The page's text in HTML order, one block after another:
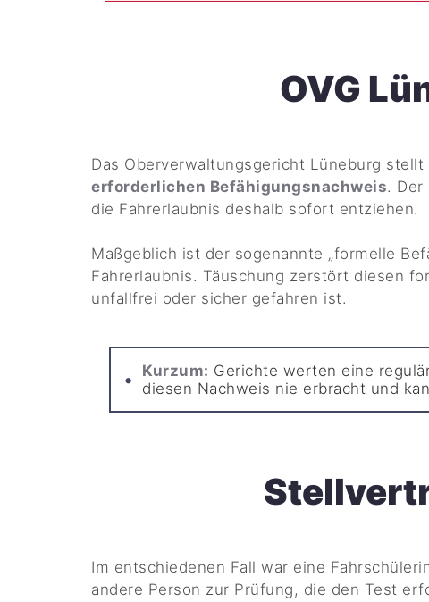
OVG
Das Oberverwaltungsgericht Lüneburg
erforderlichen Befähigungsnachweis. Der
die Fahrerlaubnis deshalb sofort entziehen.
Maßgeblich ist der sogenannte „formelle
Fahrerlaubnis. Täuschung zerstört diesen
unfallfrei oder sicher gefahren ist.
Kurzum: Gerichte werten eine
diesen Nachweis nie erbracht und
Im entschiedenen Fall war eine
andere Person zur Prüfung, die den Test